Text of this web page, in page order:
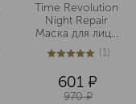
Time Revolution
Night Repair
Маска для лица
эффектом
5из 51 (1)
601 ¤
970 ¤